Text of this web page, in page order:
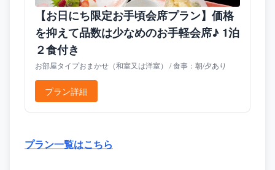
【お日にち限定お手頃会席プラン】価格
を抑えて品数は少なめのお手軽会席♪ 1泊
２食付き
お部屋タイプおまかせ（和室又は洋室） / 食事：朝/夕あり
プラン詳細
プラン一覧はこちら